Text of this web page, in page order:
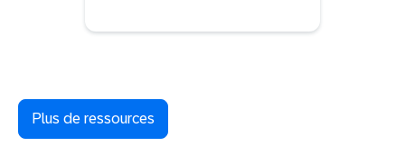
Plus de ressources